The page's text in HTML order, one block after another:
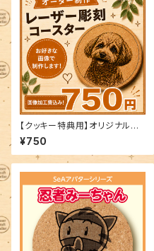
【クッキー特典用】オリジナルコ
ースターオーダー制作
¥750